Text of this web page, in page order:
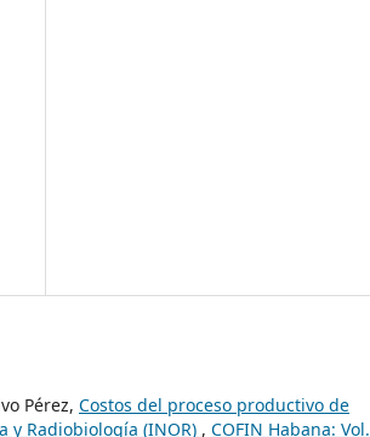
Pérez, Costos del proceso productivo de
y Radiobiología (INOR) , COFIN Habana: Vol.